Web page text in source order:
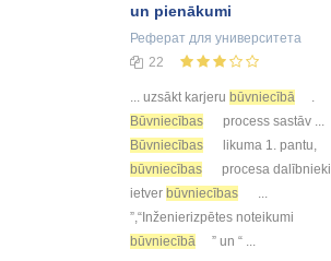
un pienākumi
Реферат для университета
22
... uzsākt karjeru būvniecībā
.
Būvniecības
process sastāv ...
Būvniecības
likuma 1. pantu,
būvniecības
procesa dalībnieki
ietver būvniecības
...
”,“Inženierizpētes noteikumi
būvniecībā
” un “ ...